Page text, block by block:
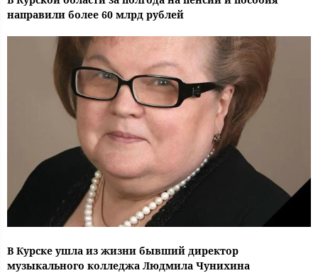
направили более 60 млрд рублей
В Курске ушла из жизни бывший директор
музыкального колледжа Людмила Чунихина